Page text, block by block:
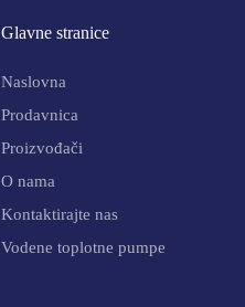
Glavne stranice
Naslovna
Prodavnica
Proizvođači
O nama
Kontaktirajte nas
Vodene toplotne pumpe